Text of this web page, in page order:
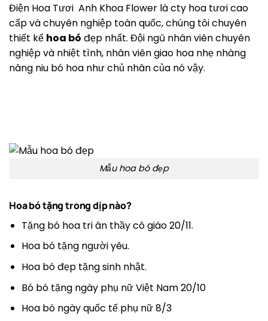
Điện Hoa Tươi Anh Khoa Flower là cty hoa tươi cao
cấp và chuyên nghiệp toàn quốc, chúng tôi chuyên
thiết kế hoa bó đẹp nhất. Đội ngũ nhân viên chuyên
nghiệp và nhiệt tình, nhân viên giao hoa nhẹ nhàng
nâng niu bó hoa như chủ nhân của nó vậy.
Mẫu hoa bó đẹp
Hoa bó tặng trong dịp nào?
Tặng bó hoa tri ân thầy cô giáo 20/11.
Hoa bó tặng người yêu.
Hoa bó đẹp tặng sinh nhật.
Bó bó tặng ngày phụ nữ Việt Nam 20/10
Hoa bó ngày quốc tế phụ nữ 8/3